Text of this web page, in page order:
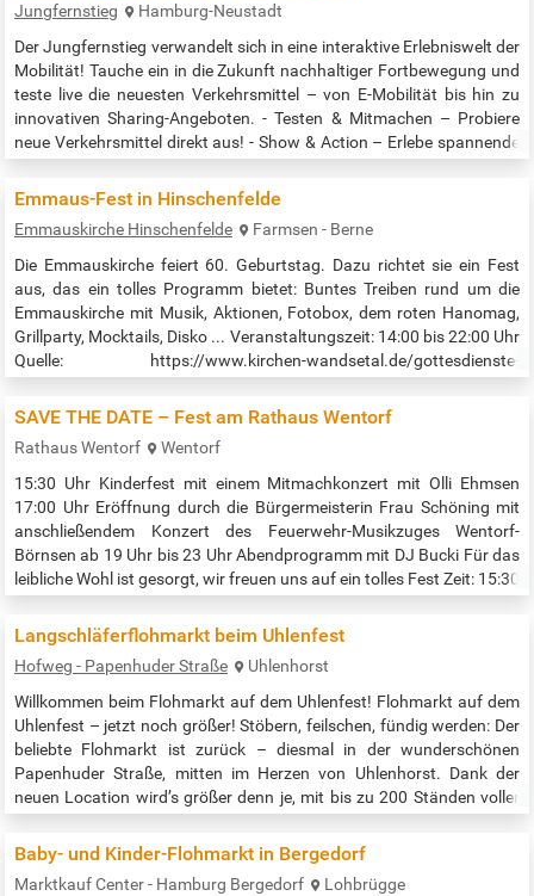
Jungfernstieg
Hamburg-Neustadt
Der Jungfernstieg verwandelt sich in eine interaktive Erlebniswelt der
Mobilität! Tauche ein in die Zukunft nachhaltiger Fortbewegung und
teste live die neuesten Verkehrsmittel – von E-Mobilität bis hin zu
innovativen Sharing-Angeboten. - Testen & Mitmachen – Probiere
neue Verkehrsmittel direkt aus! - Show & Action – Erlebe spannende
Jung und Alt, u. a. mit dem Sesamstraßenbus. …
Emmaus-Fest in Hinschenfelde
Emmauskirche Hinschenfelde
Farmsen - Berne
Die Emmauskirche feiert 60. Geburtstag. Dazu richtet sie ein Fest
aus, das ein tolles Programm bietet: Buntes Treiben rund um die
Emmauskirche mit Musik, Aktionen, Fotobox, dem roten Hanomag,
Grillparty, Mocktails, Disko ... Veranstaltungszeit: 14:00 bis 22:00 Uhr
Quelle: https://www.kirchen-wandsetal.de/gottesdienste-
SAVE THE DATE – Fest am Rathaus Wentorf
Rathaus Wentorf
Wentorf
15:30 Uhr Kinderfest mit einem Mitmachkonzert mit Olli Ehmsen
17:00 Uhr Eröffnung durch die Bürgermeisterin Frau Schöning mit
anschließendem Konzert des Feuerwehr-Musikzuges Wentorf-
Börnsen ab 19 Uhr bis 23 Uhr Abendprogramm mit DJ Bucki Für das
leibliche Wohl ist gesorgt, wir freuen uns auf ein tolles Fest Zeit: 15:30
erleben/veranstaltungen/veranstaltungskalender/save-the-date-
fest-am-rathaus/
Langschläferflohmarkt beim Uhlenfest
Hofweg - Papenhuder Straße
Uhlenhorst
Willkommen beim Flohmarkt auf dem Uhlenfest! Flohmarkt auf dem
Uhlenfest – jetzt noch größer! Stöbern, feilschen, fündig werden: Der
beliebte Flohmarkt ist zurück – diesmal in der wunderschönen
Papenhuder Straße, mitten im Herzen von Uhlenhorst. Dank der
neuen Location wird’s größer denn je, mit bis zu 200 Ständen voller
starten ganz entspannt – beim Langschläferflohmarkt geht’s erst
um…
Baby- und Kinder-Flohmarkt in Bergedorf
Marktkauf Center - Hamburg Bergedorf
Lohbrügge